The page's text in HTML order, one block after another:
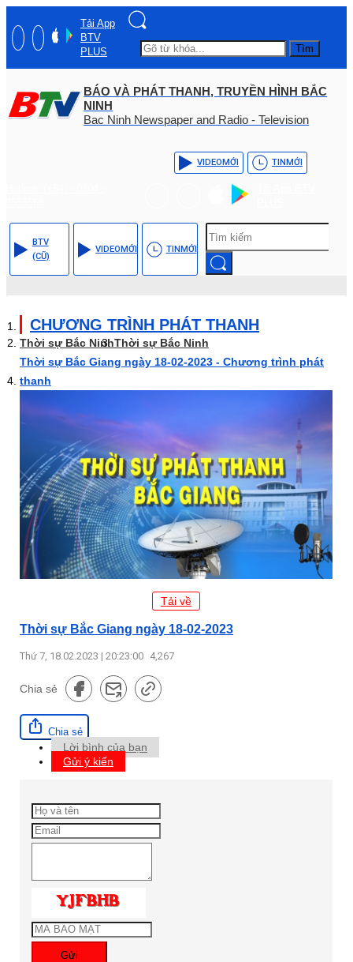
Tải App
BTV
PLUS
Tìm
BÁO VÀ PHÁT THANH, TRUYỀN HÌNH BẮC
NINH
Bac Ninh Newspaper and Radio - Television
VIDEOMỚI TINMỚI
BTV
(CŨ)
VIDEOMỚI TINMỚI
CHƯƠNG TRÌNH PHÁT THANH
Thời sự Bắc NinhThời sự Bắc Ninh
Thời sự Bắc Giang ngày 18-02-2023 - Chương trình phát
thanh
Tải về
Thời sự Bắc Giang ngày 18-02-2023
Thứ 7, 18.02.2023 | 20:23:00 4,267
Chia sẻ
Chia sẻ
Lời bình của bạn
Gửi ý kiến
Gửi